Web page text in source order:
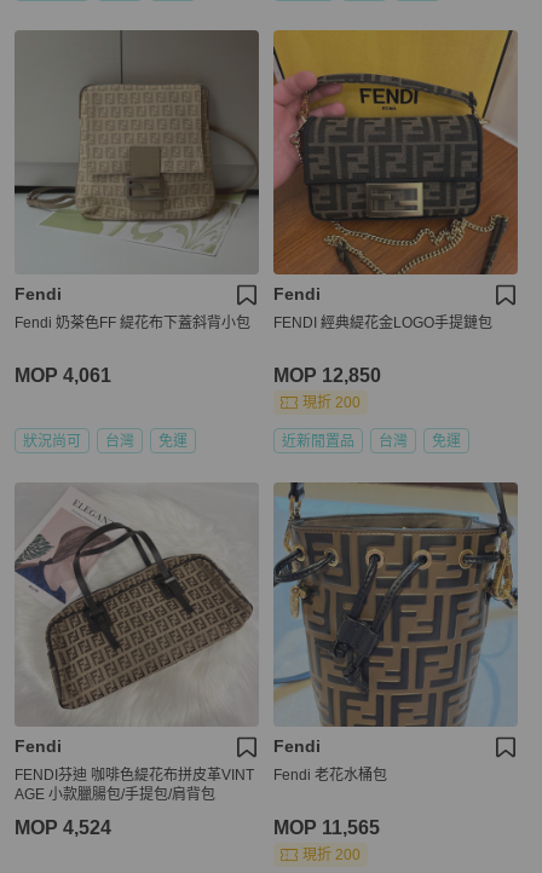
Fendi
Fendi 奶茶色FF 緹花布下蓋斜背小包
MOP 4,061
狀況尚可 台灣 免運
Fendi
FENDI 經典緹花金LOGO手提鏈包
MOP 12,850
現折 200
近新閒置品 台灣 免運
Fendi
FENDI芬迪 咖啡色緹花布拼皮革VINT
AGE 小款臘腸包/手提包/肩背包
MOP 4,524
Fendi
Fendi 老花水桶包
MOP 11,565
現折 200